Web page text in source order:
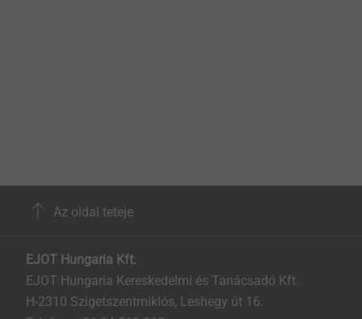
Az oldal teteje
EJOT Hungaria Kft.
EJOT Hungaria Kereskedelmi és Tanácsadó Kft.
H-2310 Szigetszentmiklós, Leshegy út 16.